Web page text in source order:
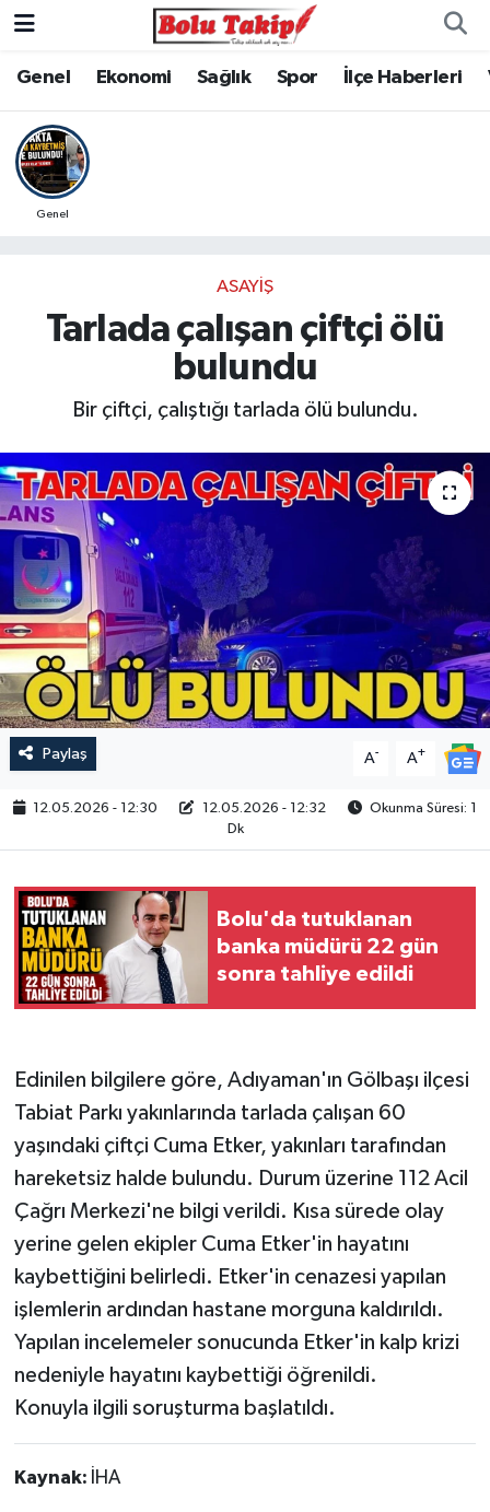
Genel Ekonomi Sağlık Spor İlçe Haberleri
Genel
ASAYIŞ
Tarlada çalışan çiftçi ölü
bulundu
Bir çiftçi, çalıştığı tarlada ölü bulundu.
Paylaş A- A+
12.05.2026 - 12:30 12.05.2026 - 12:32
Okunma Süresi: 1
Dk
Bolu'da tutuklanan
banka müdürü 22 gün
sonra tahliye edildi
Edinilen bilgilere göre, Adıyaman'ın Gölbaşı ilçesi
Tabiat Parkı yakınlarında tarlada çalışan 60
yaşındaki çiftçi Cuma Etker, yakınları tarafından
hareketsiz halde bulundu. Durum üzerine 112 Acil
Çağrı Merkezi'ne bilgi verildi. Kısa sürede olay
yerine gelen ekipler Cuma Etker'in hayatını
kaybettiğini belirledi. Etker'in cenazesi yapılan
işlemlerin ardından hastane morguna kaldırıldı.
Yapılan incelemeler sonucunda Etker'in kalp krizi
nedeniyle hayatını kaybettiği öğrenildi.
Konuyla ilgili soruşturma başlatıldı.
Kaynak: İHA